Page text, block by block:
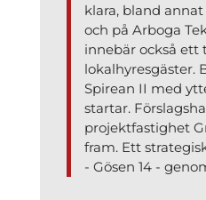
klara, bland
och på Arboga
innebär också ett
lokalhyresgäster.
Spirean II med
startar.
projektfastighet
fram. Ett
- Gösen 14 -